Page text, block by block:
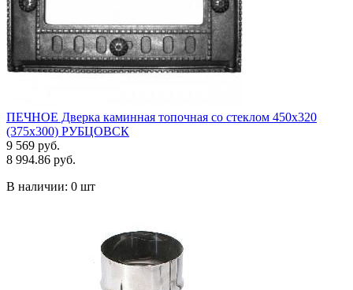
ПЕЧНОЕ Дверка каминная топочная со стеклом 450х320
(375х300) РУБЦОВСК
9 569 руб.
8 994.86 руб.
В наличии: 0 шт